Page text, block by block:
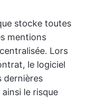
stocke toutes
mentions
Lors
le logiciel
dernières
le risque